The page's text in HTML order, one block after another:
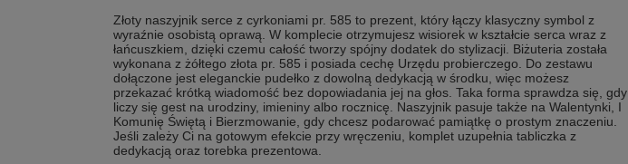
Złoty naszyjnik serce z cyrkoniami pr. 585 to prezent, który łączy klasyczny symbol z
wyraźnie osobistą oprawą. W komplecie otrzymujesz wisiorek w kształcie serca wraz z
łańcuszkiem, dzięki czemu całość tworzy spójny dodatek do stylizacji. Biżuteria została
wykonana z żółtego złota pr. 585 i posiada cechę Urzędu probierczego. Do zestawu
dołączone jest eleganckie pudełko z dowolną dedykacją w środku, więc możesz
przekazać krótką wiadomość bez dopowiadania jej na głos. Taka forma sprawdza się, gdy
liczy się gest na urodziny, imieniny albo rocznicę. Naszyjnik pasuje także na Walentynki, I
Komunię Świętą i Bierzmowanie, gdy chcesz podarować pamiątkę o prostym znaczeniu.
Jeśli zależy Ci na gotowym efekcie przy wręczeniu, komplet uzupełnia tabliczka z
dedykacją oraz torebka prezentowa.